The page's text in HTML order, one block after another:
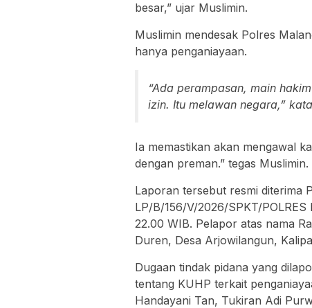
besar,” ujar Muslimin.
Muslimin mendesak Polres
hanya penganiayaan.
“Ada perampasan, main
izin. Itu melawan negara,”
Ia memastikan akan mengawal
dengan preman.” tegas Muslimin.
Laporan tersebut resmi diterima
LP/B/156/V/2026/SPKT/
22.00 WIB. Pelapor atas nama
Duren, Desa Arjowilangun,
Dugaan tindak pidana yang
tentang KUHP terkait
Handayani Tan, Tukiran Adi